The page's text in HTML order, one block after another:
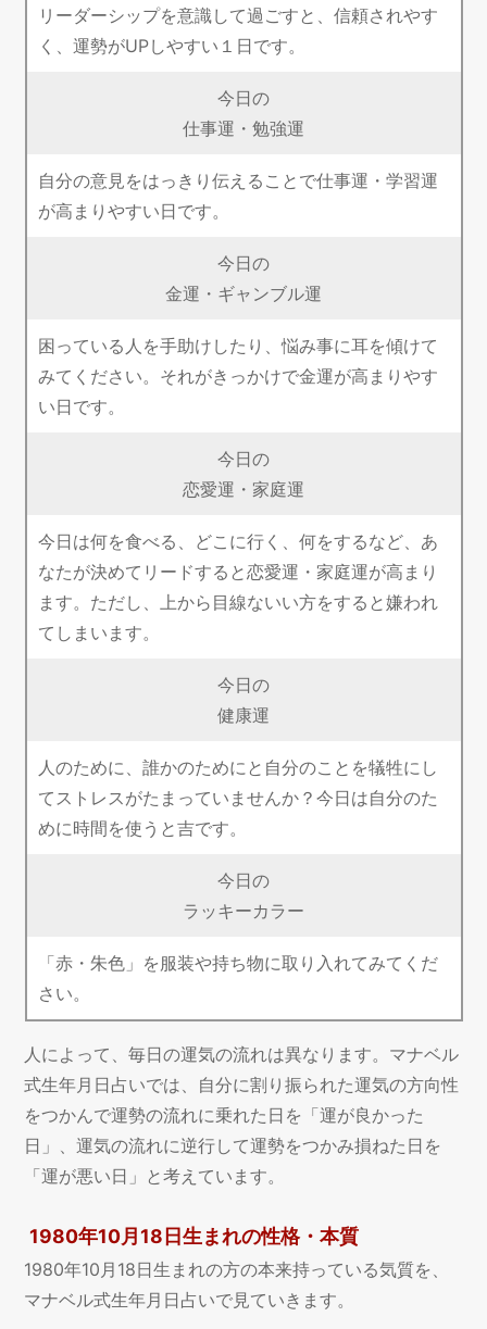
リーダーシップを意識して過ごすと、信頼されやす
く、運勢がUPしやすい１日です。
今日の
仕事運・勉強運
自分の意見をはっきり伝えることで仕事運・学習運
が高まりやすい日です。
今日の
金運・ギャンブル運
困っている人を手助けしたり、悩み事に耳を傾けて
みてください。それがきっかけで金運が高まりやす
い日です。
今日の
恋愛運・家庭運
今日は何を食べる、どこに行く、何をするなど、あ
なたが決めてリードすると恋愛運・家庭運が高まり
ます。ただし、上から目線ないい方をすると嫌われ
てしまいます。
今日の
健康運
人のために、誰かのためにと自分のことを犠牲にし
てストレスがたまっていませんか？今日は自分のた
めに時間を使うと吉です。
今日の
ラッキーカラー
「赤・朱色」を服装や持ち物に取り入れてみてくだ
さい。
人によって、毎日の運気の流れは異なります。マナベル
式生年月日占いでは、自分に割り振られた運気の方向性
をつかんで運勢の流れに乗れた日を「運が良かった
日」、運気の流れに逆行して運勢をつかみ損ねた日を
「運が悪い日」と考えています。
1980年10月18日生まれの性格・本質
1980年10月18日生まれの方の本来持っている気質を、
マナベル式生年月日占いで見ていきます。